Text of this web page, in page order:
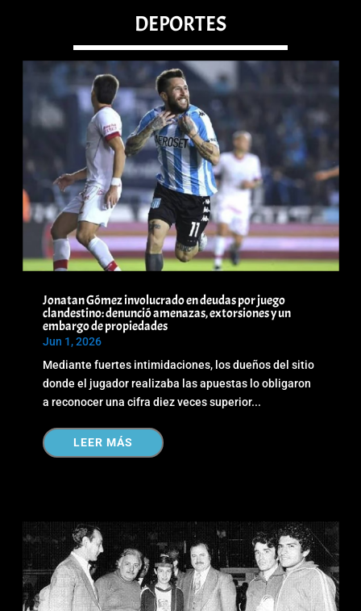
DEPORTES
Jonatan Gómez involucrado en deudas por juego
clandestino: denunció amenazas, extorsiones y un
embargo de propiedades
Jun 1, 2026
Mediante fuertes intimidaciones, los dueños del sitio
donde el jugador realizaba las apuestas lo obligaron
a reconocer una cifra diez veces superior...
LEER MÁS